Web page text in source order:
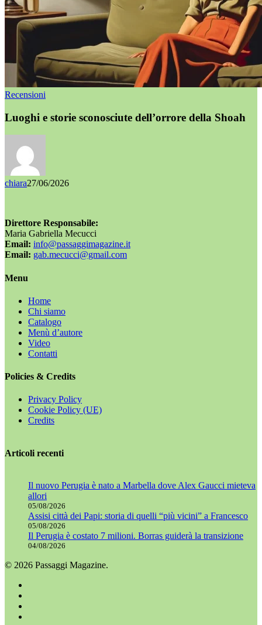
Recensioni
Luoghi e storie sconosciute dell’orrore della Shoah
chiara27/06/2026
Direttore Responsabile:
Maria Gabriella Mecucci
Email: info@passaggimagazine.it
Email: gab.mecucci@gmail.com
Menu
Home
Chi siamo
Catalogo
Menù d’autore
Video
Contatti
Policies & Credits
Privacy Policy
Cookie Policy (UE)
Credits
Articoli recenti
Il nuovo Perugia è nato a Marbella dove Alex Gaucci mieteva
allori
05/08/2026
Assisi città dei Papi: storia di quelli “più vicini” a Francesco
05/08/2026
Il Perugia è costato 7 milioni. Borras guiderà la transizione
04/08/2026
© 2026 Passaggi Magazine.